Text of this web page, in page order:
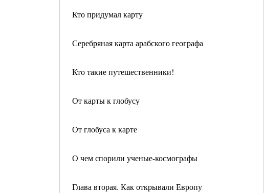
Кто придумал карту
Серебряная карта арабского географа
Кто такие путешественники!
От карты к глобусу
От глобуса к карте
О чем спорили ученые-космографы
Глава вторая. Как открывали Европу